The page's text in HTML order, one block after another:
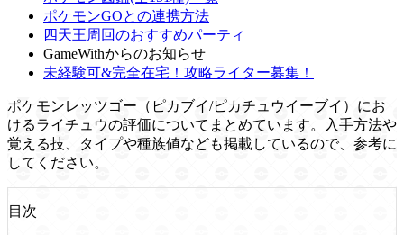
ポケモンGOとの連携方法
四天王周回のおすすめパーティ
GameWithからのお知らせ
未経験可&完全在宅！攻略ライター募集！
ポケモンレッツゴー（ピカブイ/ピカチュウイーブイ）にお
けるライチュウの評価についてまとめています。入手方法や
覚える技、タイプや種族値なども掲載しているので、参考に
してください。
目次